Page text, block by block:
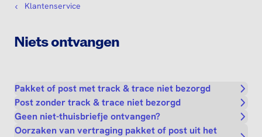
Klantenservice
Niets ontvangen
Pakket of post met track & trace niet bezorgd
Post zonder track & trace niet bezorgd
Geen niet-thuisbriefje ontvangen?
Oorzaken van vertraging pakket of post uit het